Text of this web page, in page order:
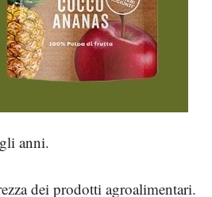
anni.
dei prodotti agroalimentari.